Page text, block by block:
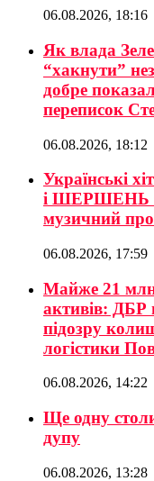
06.08.2026, 18:16
Як влада
“хакнути”
добре
переписок
06.08.2026, 18:12
Українські
і ШЕРШЕНЬ
музичний
06.08.2026, 17:59
Майже 21 млн
активів: ДБР
підозру
логістики
06.08.2026, 14:22
Ще одну
дупу
06.08.2026, 13:28